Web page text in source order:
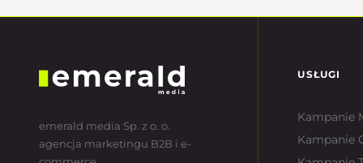
emerald media Sp. z o. o.
agencja marketingu B2B i e-
USŁUGI
Kampanie
Kampanie